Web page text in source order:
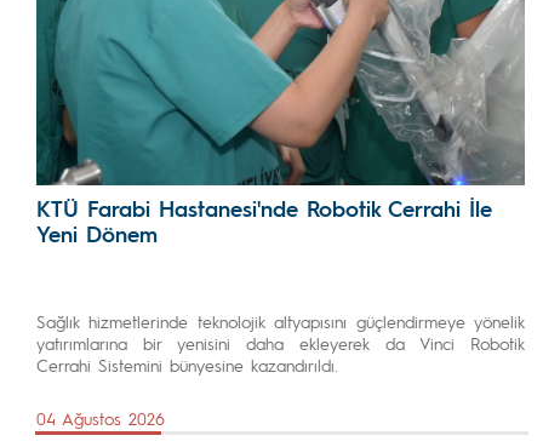
KTÜ Farabi Hastanesi'nde Robotik Cerrahi İle
Yeni Dönem
Sağlık hizmetlerinde teknolojik altyapısını güçlendirmeye yönelik
yatırımlarına bir yenisini daha ekleyerek da Vinci Robotik
Cerrahi Sistemini bünyesine kazandırıldı.
04 Ağustos 2026